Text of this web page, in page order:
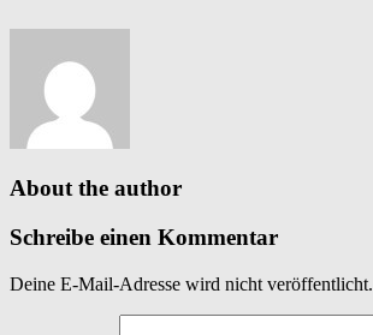
About the author
Schreibe einen Kommentar
Deine E-Mail-Adresse wird nicht veröffentlicht.